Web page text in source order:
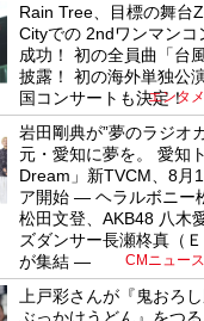
Rain Tree、目標の舞台
Cityでの 2ndワンマンコ
成功！ 初の全員曲「台
披露！ 初の海外単独公
国コンサートも決定！
エンタメ
岩田剛典が”夢のラジオ
元・愛知に夢を。 愛知
Dream」新TVCM、8月
ア開始 ― ヘラルボニー
松田文登、AKB48 八木
ズダンサー長瀬柊真（Ｅ
が集結 ―
CMニュース
上戸彩さんが『鬼おろ
ぶっかけうどん』をつ